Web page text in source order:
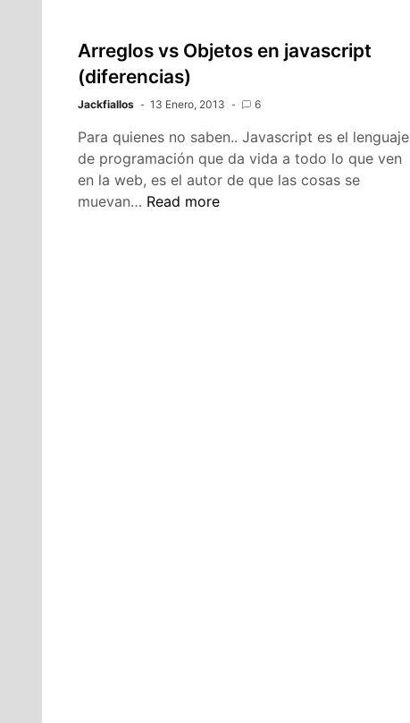
servidor
nodejs
forever
Arreglos vs Objetos en javascript
(diferencias)
Jackfiallos 13 Enero, 2013 6
Para quienes no saben.. Javascript es el lenguaje
de programación que da vida a todo lo que ven
en la web, es el autor de que las cosas se
muevan… Arreglos
Read more